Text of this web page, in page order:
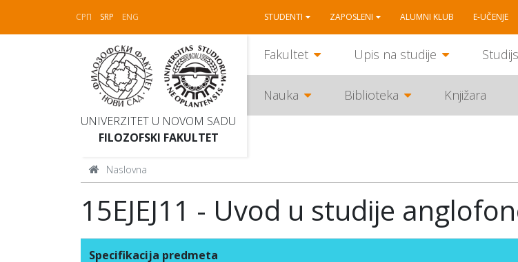
СРП SRP ENG STUDENTI ZAPOSLENI ALUMNI KLUB E-UČENJE
UNIVERZITET U NOVOM SADU
FILOZOFSKI FAKULTET
Fakultet Upis na studije
Nauka Biblioteka Knjižara
Naslovna
15EJEJ11 - Uvod u studije
Specifikacija predmeta